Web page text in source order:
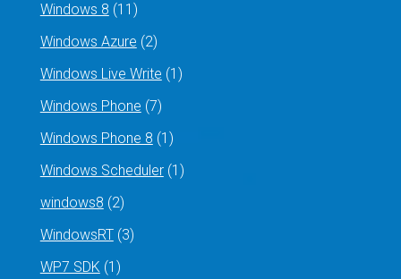
Windows 8 (11)
Windows Azure (2)
Windows Live Write (1)
Windows Phone (7)
Windows Phone 8 (1)
Windows Scheduler(1)
windows8 (2)
WindowsRT(3)
WP7 SDK (1)